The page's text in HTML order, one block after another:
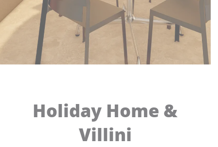
Holiday Home &
Villini